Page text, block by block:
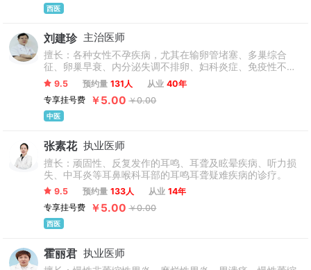
西医
刘建珍 主治医师
擅长：各种女性不孕疾病，尤其在输卵管堵塞、多巢综合
征、卵巢早衰、内分泌失调不排卵、妇科炎症、免疫性不
孕、畸形子宫类疾病的诊治上有见解，治疗效果深受患者好
评。
9.5 预约量 131人 从业 40年
专享挂号费
￥5.00 ￥0.00
中医
张素花 执业医师
擅长：顽固性、反复发作的耳鸣、耳聋及眩晕疾病、听力损
失、中耳炎等耳鼻喉科耳部的耳鸣耳聋疑难疾病的诊疗。
9.5 预约量 133人 从业 14年
专享挂号费
￥5.00 ￥0.00
西医
霍丽君 执业医师